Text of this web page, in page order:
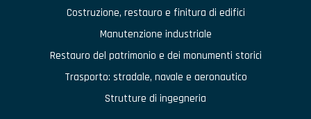
Costruzione, restauro e finitura di edifici
Manutenzione industriale
Restauro del patrimonio e dei monumenti storici
Trasporto: stradale, navale e aeronautico
Strutture di ingegneria